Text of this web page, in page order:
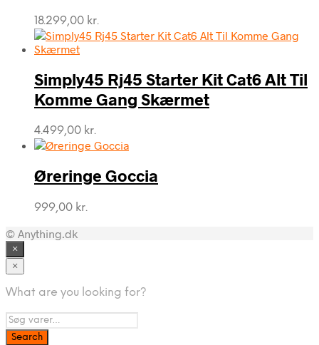
18.299,00 kr.
Simply45 Rj45 Starter Kit Cat6 Alt Til
Komme Gang Skærmet
4.499,00 kr.
Øreringe Goccia
999,00 kr.
© Anything.dk
×
×
What are you looking for?